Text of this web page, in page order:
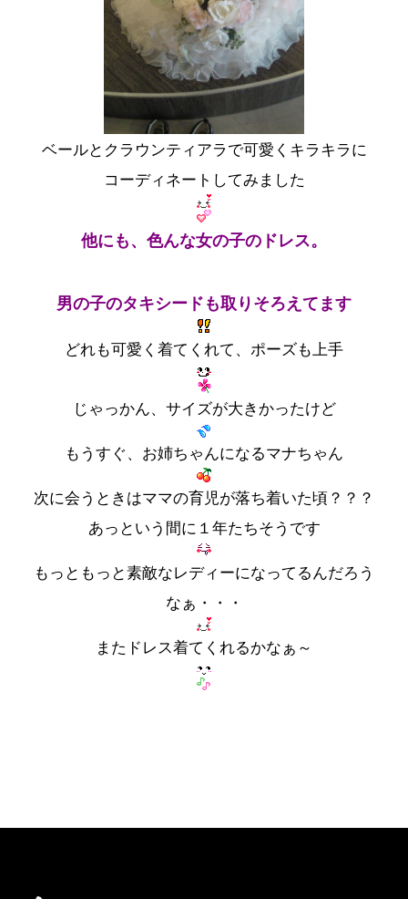
ベールとクラウンティアラで可愛くキラキラに
コーディネートしてみました
他にも、色んな女の子のドレス。
男の子のタキシードも取りそろえてます
どれも可愛く着てくれて、ポーズも上手
じゃっかん、サイズが大きかったけど
もうすぐ、お姉ちゃんになるマナちゃん
次に会うときはママの育児が落ち着いた頃？？？
あっという間に１年たちそうです
もっともっと素敵なレディーになってるんだろう
なぁ・・・
またドレス着てくれるかなぁ～